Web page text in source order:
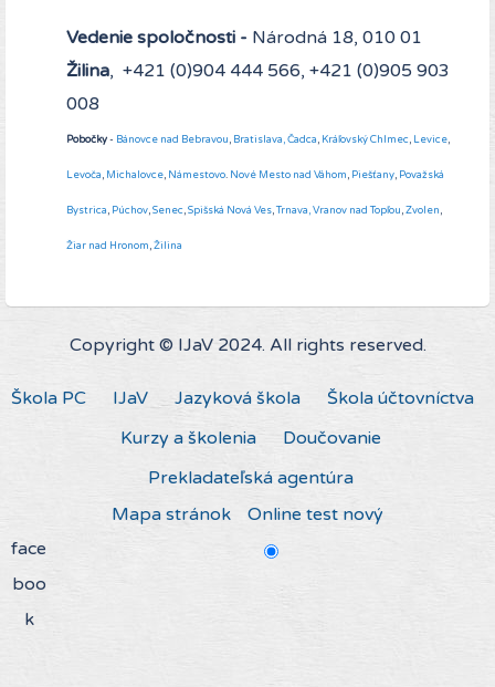
Vedenie spoločnosti - Národná 18, 010 01
Žilina, +421 (0)904 444 566, +421 (0)905 903
008
Pobočky- Bánovce nad Bebravou, Bratislava,Čadca, Kráľovský Chlmec, Levice,
Levoča, Michalovce, Námestovo. Nové Mesto nad Váhom, Piešťany, Považská
Bystrica, Púchov,Senec,Spišská Nová Ves,Trnava,Vranov nad Topľou,Zvolen,
Žiar nad Hronom,Žilina
Copyright © IJaV 2024. All rights reserved.
Škola PC IJaV Jazyková škola
Škola účtovníctva
Kurzy a školenia
Doučovanie
Prekladateľská agentúra
Mapa stránok
Online test nový
face
boo
k